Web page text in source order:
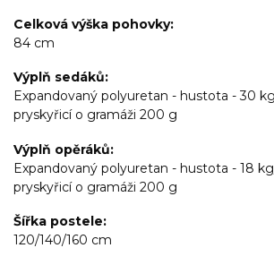
Celková výška pohovky
84 cm
Výplň sedáků
Expandovaný polyuretan - hustota - 30
pryskyřicí o gramáži 200 g
Výplň opěráků
Expandovaný polyuretan - hustota - 18
pryskyřicí o gramáži 200 g
Šířka postele
120/140/160 cm